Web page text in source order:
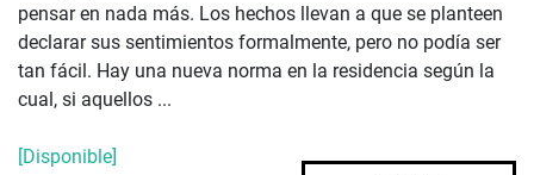
pensar en nada más. Los hechos llevan a que se planteen
declarar sus sentimientos formalmente, pero no podía ser
tan fácil. Hay una nueva norma en la residencia según la
cual, si aquellos ...
[Disponible]